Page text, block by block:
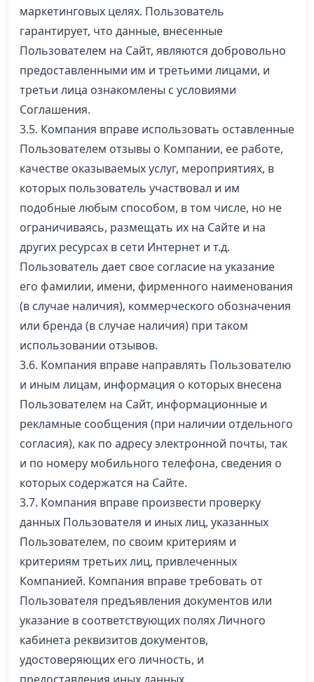
маркетинговых целях. Пользователь
гарантирует, что данные, внесенные
Пользователем на Сайт, являются добровольно
предоставленными им и третьими лицами, и
третьи лица ознакомлены с условиями
Соглашения.
3.5. Компания вправе использовать оставленные
Пользователем отзывы о Компании, ее работе,
качестве оказываемых услуг, мероприятиях, в
которых пользователь участвовал и им
подобные любым способом, в том числе, но не
ограничиваясь, размещать их на Сайте и на
других ресурсах в сети Интернет и т.д.
Пользователь дает свое согласие на указание
его фамилии, имени, фирменного наименования
(в случае наличия), коммерческого обозначения
или бренда (в случае наличия) при таком
использовании отзывов.
3.6. Компания вправе направлять Пользователю
и иным лицам, информация о которых внесена
Пользователем на Сайт, информационные и
рекламные сообщения (при наличии отдельного
согласия), как по адресу электронной почты, так
и по номеру мобильного телефона, сведения о
которых содержатся на Сайте.
3.7. Компания вправе произвести проверку
данных Пользователя и иных лиц, указанных
Пользователем, по своим критериям и
критериям третьих лиц, привлеченных
Компанией. Компания вправе требовать от
Пользователя предъявления документов или
указание в соответствующих полях Личного
кабинета реквизитов документов,
удостоверяющих его личность, и